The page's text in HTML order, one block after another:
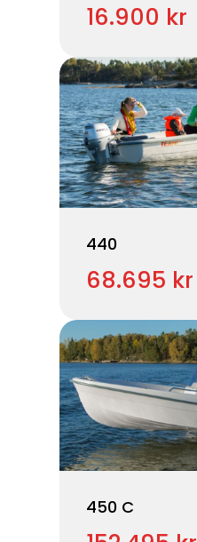
16.900 kr
440
68.695 kr
450 C